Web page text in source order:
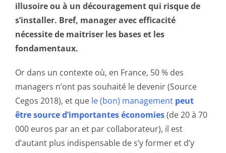
illusoire ou à un découragement qui risque de
s’installer. Bref, manager avec efficacité
nécessite de maitriser les bases et les
fondamentaux.
Or dans un contexte où, en France, 50 % des
managers n’ont pas souhaité le devenir (Source
Cegos 2018), et que le (bon) management peut
être source d’importantes économies(de 20 à 70
000 euros par an et par collaborateur), il est
d’autant plus indispensable de s’y former et d’y